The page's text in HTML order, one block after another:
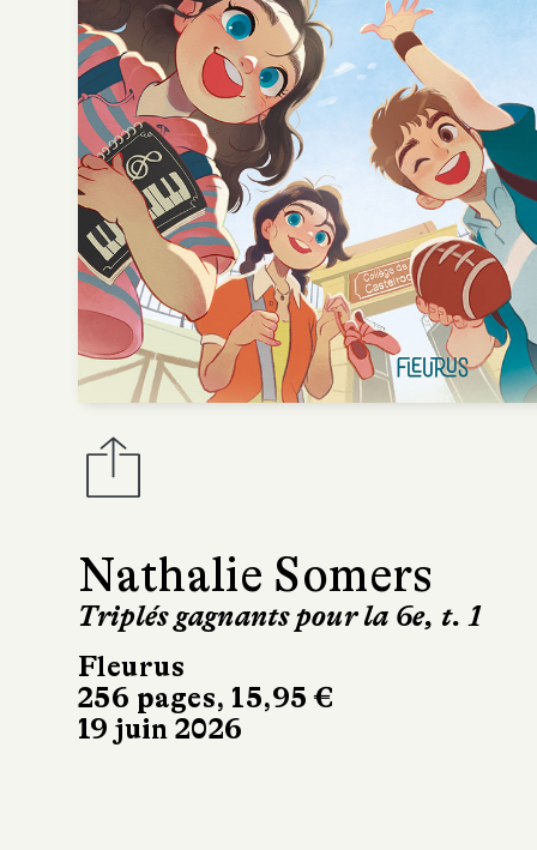
Nathalie Somers
Triplés gagnants pour la 6e, t. 1
Fleurus
256 pages, 15,95 €
19 juin 2026